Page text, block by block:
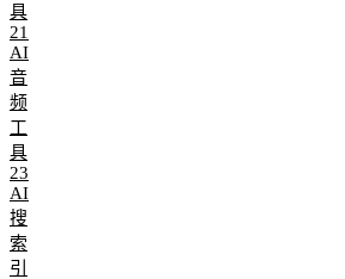
具
21
AI
音
频
工
具
23
AI
搜
索
引